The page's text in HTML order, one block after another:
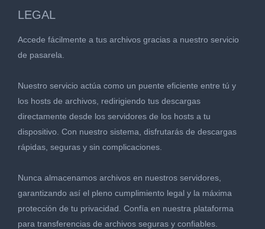
LEGAL
Accede fácilmente a tus archivos gracias a nuestro servicio
de pasarela.
Nuestro servicio actúa como un puente eficiente entre tú y
los hosts de archivos, redirigiendo tus descargas
directamente desde los servidores de los hosts a tu
dispositivo. Con nuestro sistema, disfrutarás de descargas
rápidas, seguras y sin complicaciones.
Nunca almacenamos archivos en nuestros servidores,
garantizando así el pleno cumplimiento legal y la máxima
protección de tu privacidad. Confía en nuestra plataforma
para transferencias de archivos seguras y confiables.